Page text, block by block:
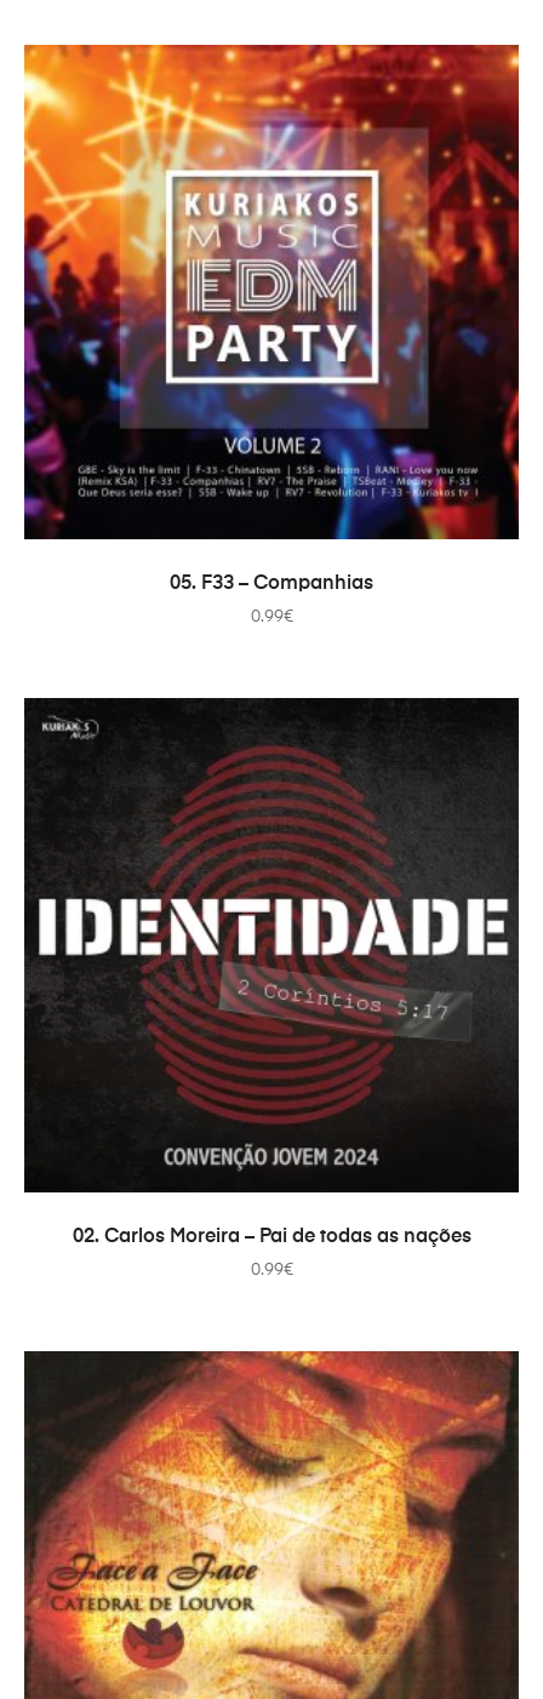
ADICIONAR
05. F33 – Companhias
0.99€
ADICIONAR
02. Carlos Moreira – Pai de todas as nações
0.99€